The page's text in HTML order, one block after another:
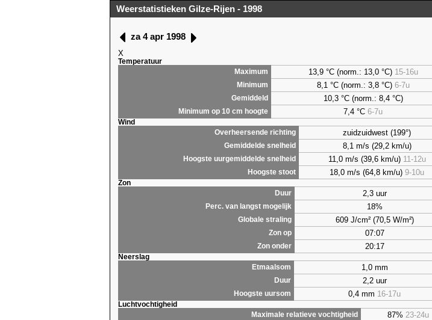
Weerstatistieken Gilze-Rijen - 1998
za 4 apr 1998
X
Temperatuur
Maximum
13,9 °C (norm.: 13,0 °C) 15-16u
Minimum 8,1 °C (norm.: 3,8 °C) 6-7u
Gemiddeld 10,3 °C (norm.: 8,4 °C)
Minimum op 10 cm hoogte 7,4 °C6-7u
Wind
Overheersende richting
zuidzuidwest (199°)
Gemiddelde snelheid 8,1 m/s (29,2 km/u)
Hoogste uurgemiddelde snelheid 11,0 m/s (39,6 km/u) 11-12u
Hoogste stoot 18,0 m/s (64,8 km/u)9-10u
Zon
Duur
2,3 uur
Perc. van langst mogelijk 18%
Globale straling 609 J/cm² (70,5 W/m²)
Zon op 07:07
Zon onder 20:17
Neerslag
Etmaalsom
1,0 mm
Duur 2,2 uur
Hoogste uursom 0,4 mm 16-17u
Luchtvochtigheid
Maximale relatieve vochtigheid
87% 23-24u